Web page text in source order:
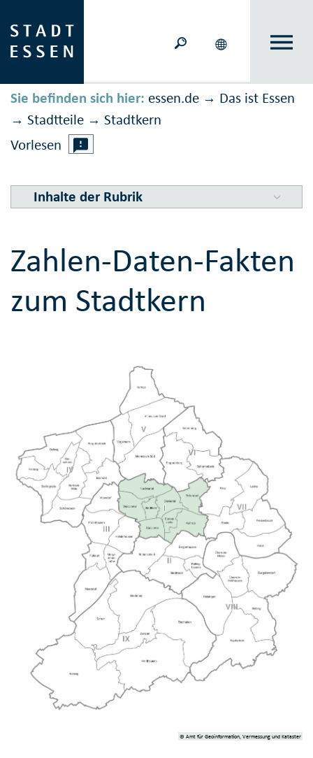
Sie befinden sich hier: essen.de → Das ist Essen
→ Stadtteile → Stadtkern
Vorlesen
Inhalte der Rubrik
Zahlen-Daten-Fakten
zum Stadtkern
© Amt für Geoinformation, Vermessung und Kataster